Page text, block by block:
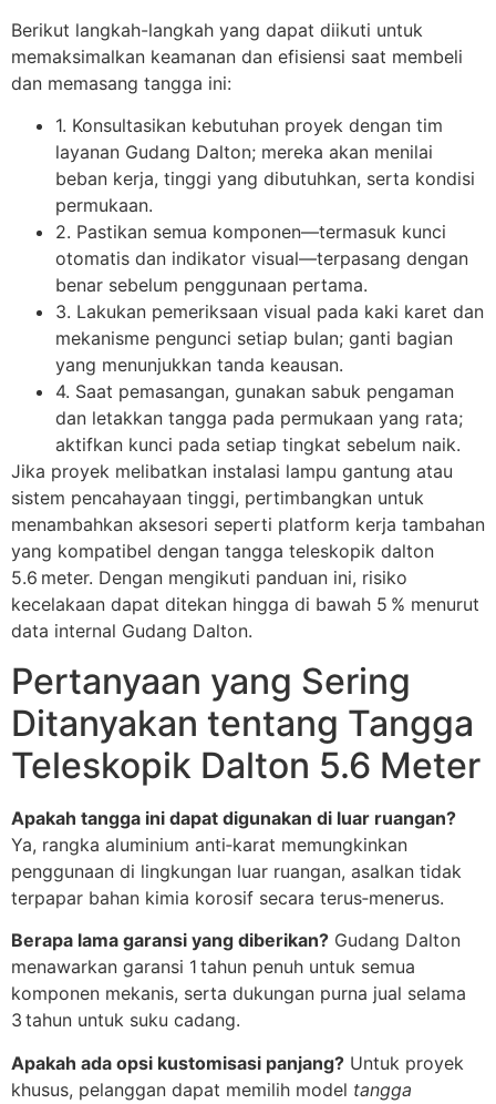
Berikut langkah-langkah yang dapat diikuti untuk
memaksimalkan keamanan dan efisiensi saat membeli
dan memasang tangga ini:
1. Konsultasikan kebutuhan proyek dengan tim
layanan Gudang Dalton; mereka akan menilai
beban kerja, tinggi yang dibutuhkan, serta kondisi
permukaan.
2. Pastikan semua komponen—termasuk kunci
otomatis dan indikator visual—terpasang dengan
benar sebelum penggunaan pertama.
3. Lakukan pemeriksaan visual pada kaki karet dan
mekanisme pengunci setiap bulan; ganti bagian
yang menunjukkan tanda keausan.
4. Saat pemasangan, gunakan sabuk pengaman
dan letakkan tangga pada permukaan yang rata;
aktifkan kunci pada setiap tingkat sebelum naik.
Jika proyek melibatkan instalasi lampu gantung atau
sistem pencahayaan tinggi, pertimbangkan untuk
menambahkan aksesori seperti platform kerja tambahan
yang kompatibel dengan tangga teleskopik dalton
5.6 meter. Dengan mengikuti panduan ini, risiko
kecelakaan dapat ditekan hingga di bawah 5 % menurut
data internal Gudang Dalton.
Pertanyaan yang Sering
Ditanyakan tentang Tangga
Teleskopik Dalton 5.6 Meter
Apakah tangga ini dapat digunakan di luar ruangan?
Ya, rangka aluminium anti‑karat memungkinkan
penggunaan di lingkungan luar ruangan, asalkan tidak
terpapar bahan kimia korosif secara terus‑menerus.
Berapa lama garansi yang diberikan? Gudang Dalton
menawarkan garansi 1 tahun penuh untuk semua
komponen mekanis, serta dukungan purna jual selama
3 tahun untuk suku cadang.
Apakah ada opsi kustomisasi panjang? Untuk proyek
khusus, pelanggan dapat memilih model tangga